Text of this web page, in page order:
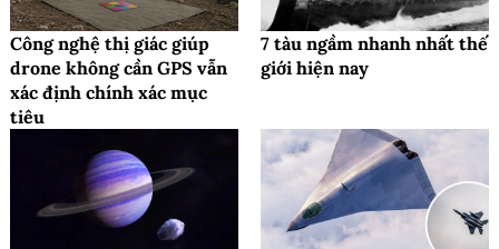
Công nghệ thị giác giúp
drone không cần GPS vẫn
xác định chính xác mục
tiêu
7 tàu ngầm nhanh nhất thế
giới hiện nay